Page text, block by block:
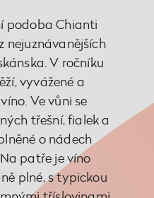
podoba Chianti
nejuznávanějších
V ročníku
vyvážené a
Ve vůni se
třešní, fialek a
o nádech
patře je víno
plné, s typickou